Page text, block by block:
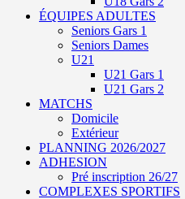
ÉQUIPES ADULTES
Seniors Gars 1
Seniors Dames
U21
U21 Gars 1
U21 Gars 2
MATCHS
Domicile
Extérieur
PLANNING 2026/2027
ADHESION
Pré inscription 26/27
COMPLEXES SPORTIFS